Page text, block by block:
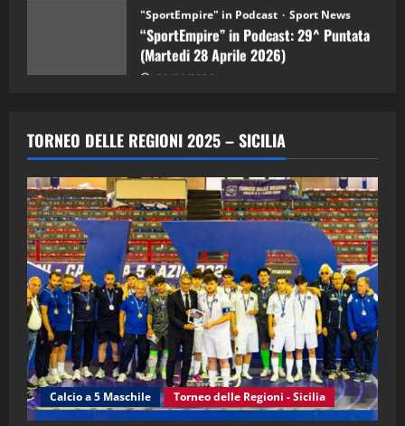
“SportEmpire” in Podcast: 29^ Puntata
(Martedi 28 Aprile 2026)
28/04/2026
3
“SportEmpire” in Podcast: 28^ Puntata
(Martedi 21 Aprile 2026)
4
"SportEmpire" in Podcast Sport News
“SportEmpire” in Podcast: 27^ Puntata
(Martedi 14 Aprile 2026)
15/04/2026
5
"SportEmpire" in Podcast
“SportEmpire” in Podcast: 26^ Puntata
(Martedi 07 Aprile 2026)
08/04/2026
TORNEO DELLE REGIONI 2025 – SICILIA
Calcio a 5 Maschile Torneo delle Regioni - Sicilia